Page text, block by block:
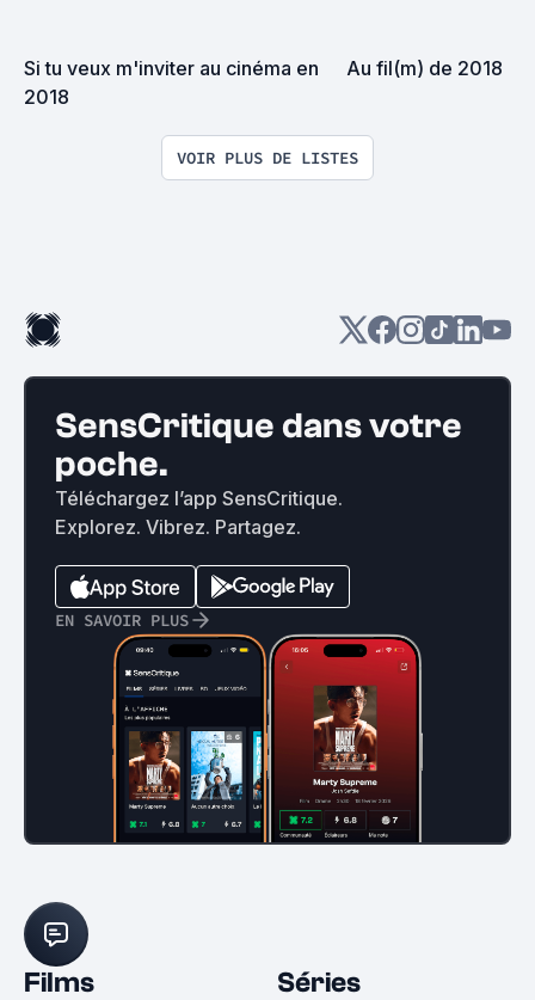
Si tu veux m'inviter au cinéma en
2018
Au fil(m) de 2018
VOIR PLUS DE LISTES
SensCritique dans votre
poche.
Téléchargez l’app SensCritique.
Explorez. Vibrez. Partagez.
EN SAVOIR PLUS
Films Séries